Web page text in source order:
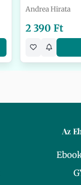
Andrea Hirata
2 390 Ft
Az